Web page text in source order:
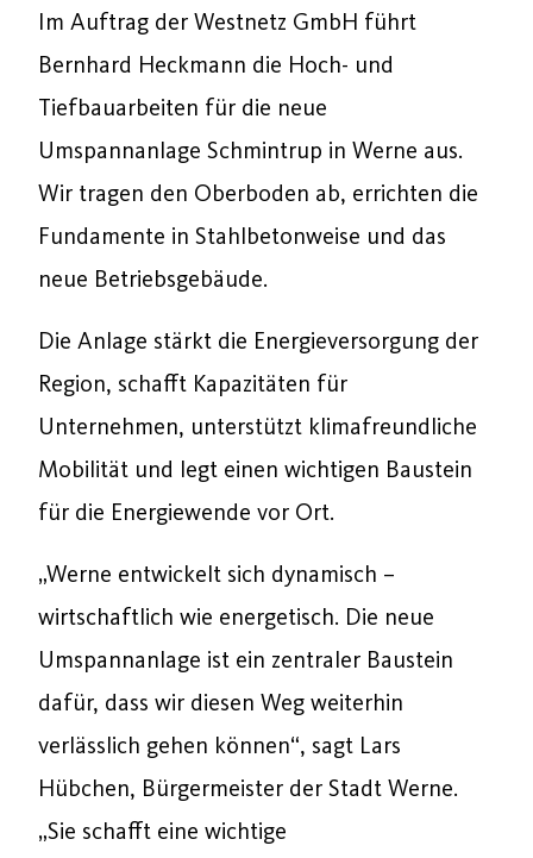
Im Auftrag der Westnetz GmbH führt
Bernhard Heckmann die Hoch- und
Tiefbauarbeiten für die neue
Umspannanlage Schmintrup in Werne aus.
Wir tragen den Oberboden ab, errichten die
Fundamente in Stahlbetonweise und das
neue Betriebsgebäude.
Die Anlage stärkt die Energieversorgung der
Region, schafft Kapazitäten für
Unternehmen, unterstützt klimafreundliche
Mobilität und legt einen wichtigen Baustein
für die Energiewende vor Ort.
„Werne entwickelt sich dynamisch –
wirtschaftlich wie energetisch. Die neue
Umspannanlage ist ein zentraler Baustein
dafür, dass wir diesen Weg weiterhin
verlässlich gehen können“, sagt Lars
Hübchen, Bürgermeister der Stadt Werne.
„Sie schafft eine wichtige